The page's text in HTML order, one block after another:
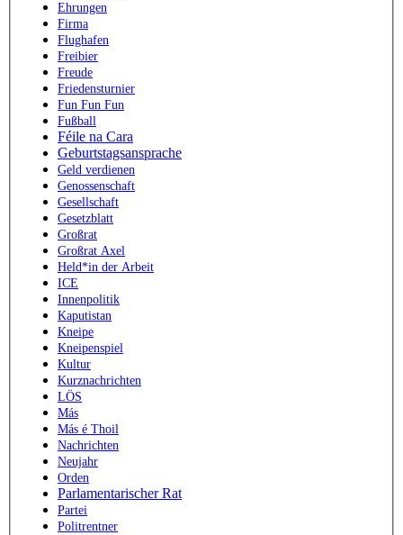
Ehrungen
Firma
Flughafen
Freibier
Freude
Friedensturnier
Fun Fun Fun
Fußball
Féile na Cara
Geburtstagsansprache
Geld verdienen
Genossenschaft
Gesellschaft
Gesetzblatt
Großrat
Großrat Axel
Held*in der Arbeit
ICE
Innenpolitik
Kaputistan
Kneipe
Kneipenspiel
Kultur
Kurznachrichten
LÖS
Más
Más é Thoil
Nachrichten
Neujahr
Orden
Parlamentarischer Rat
Partei
Politrentner